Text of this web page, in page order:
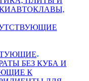
АВТОКЛАВЫ,
БЕЗ КУБА И
К